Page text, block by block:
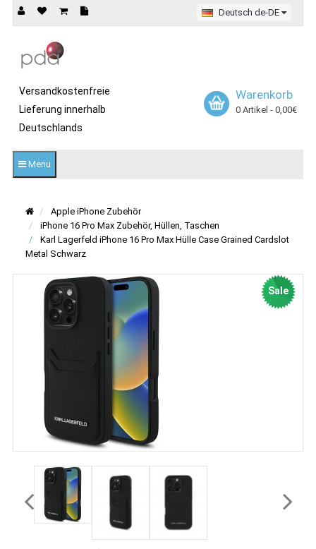
Deutsch de-DE
Versandkostenfreie
Lieferung innerhalb
Deutschlands
Warenkorb
0 Artikel - 0,00€
Menu
Apple iPhone Zubehör
iPhone 16 Pro Max Zubehör, Hüllen, Taschen
Karl Lagerfeld iPhone 16 Pro Max Hülle Case Grained Cardslot
Metal Schwarz
Sale